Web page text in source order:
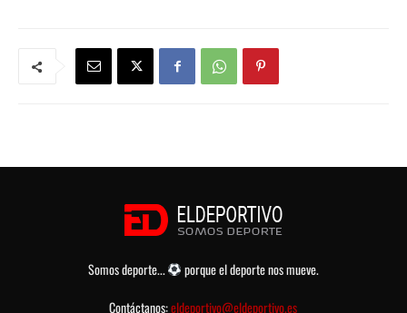
Somos deporte...
porque el deporte nos mueve.
Contáctanos:eldeportivo@eldeportivo.es